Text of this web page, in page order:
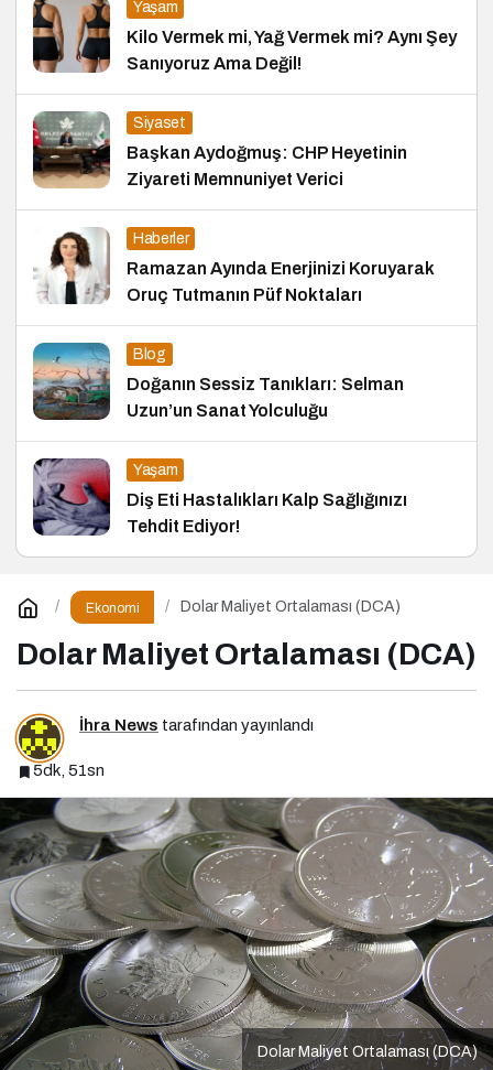
Yaşam
Kilo Vermek mi, Yağ Vermek mi? Aynı Şey
Sanıyoruz Ama Değil!
Siyaset
Başkan Aydoğmuş: CHP Heyetinin
Ziyareti Memnuniyet Verici
Haberler
Ramazan Ayında Enerjinizi Koruyarak
Oruç Tutmanın Püf Noktaları
Blog
Doğanın Sessiz Tanıkları: Selman
Uzun’un Sanat Yolculuğu
Yaşam
Diş Eti Hastalıkları Kalp Sağlığınızı
Tehdit Ediyor!
Ekonomi Dolar Maliyet Ortalaması (DCA)
Dolar Maliyet Ortalaması (DCA)
İhra News tarafından yayınlandı
5dk, 51sn
Dolar Maliyet Ortalaması (DCA)